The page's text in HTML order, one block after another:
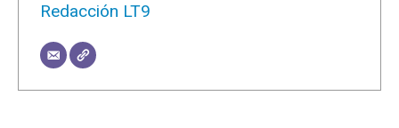
Redacción LT9